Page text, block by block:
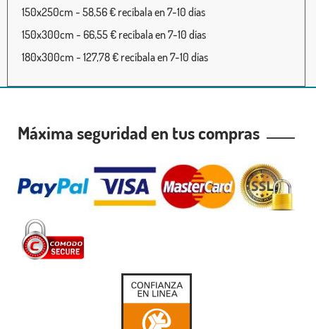
150x250cm - 58,56 € recíbala en 7-10 días
150x300cm - 66,55 € recíbala en 7-10 días
180x300cm - 127,78 € recíbala en 7-10 días
Máxima seguridad en tus compras